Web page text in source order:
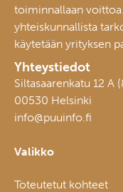
toiminnallaan
yhteiskunnallista
käytetään yrityksen
Yhteystiedot
Siltasaarenkatu 12 A
00530 Helsinki
info@puuinfo.fi
Valikko
Toteutetut kohteet